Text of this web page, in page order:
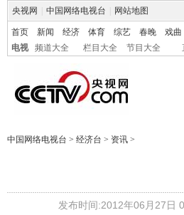
央视网 中国网络电视台 网站地图
首页 新闻 经济 体育 综艺 春晚 戏曲
电视
频道大全 栏目大全 节目大全
中国网络电视台 > 经济台 > 资讯 >
发布时间:2012年06月27日